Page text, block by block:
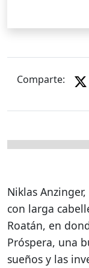
Comparte:
Niklas
con larga
Roatán, en
Próspera, una
sueños y las